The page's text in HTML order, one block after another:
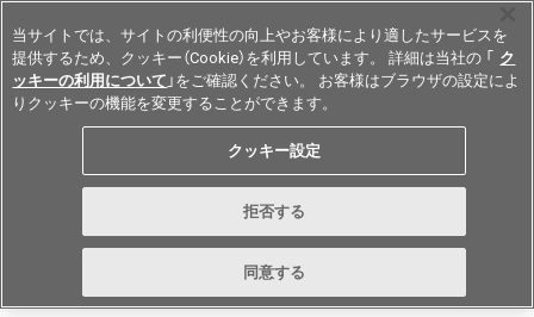
Japan
ラッチングリレーのキープ力(保持
力)は、どの程度の期間大丈夫でし
当サイトでは、サイトの利便性の向上やお客様により適したサービスを
提供するため、クッキー（Cookie）を利用しています。 詳細は当社の 「 ク
ッキーの利用について 」をご確認ください。 お客様はブラウザの設定によ
りクッキーの機能を変更することができます。
クッキー設定
拒否する
同意する